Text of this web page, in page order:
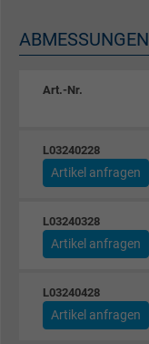
ABMESSUNGEN
Art.-Nr.
L03240228
Artikel anfragen
L03240328
Artikel anfragen
L03240428
Artikel anfragen